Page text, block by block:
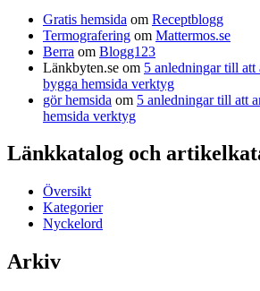
Gratis hemsida om Receptblogg
Termografering om Mattermos.se
Berra om Blogg123
Länkbyten.se om 5 anledningar till att
bygga hemsida verktyg
gör hemsida om 5 anledningar till att
hemsida verktyg
Länkkatalog och
Översikt
Kategorier
Nyckelord
Arkiv